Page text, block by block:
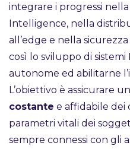
integrare i progressi nella
Intelligence, nella
all’edge e nella
così lo sviluppo di
autonome ed abilitarne
L’obiettivo è assicurare un
costante e affidabile dei
parametri vitali dei
sempre connessi con gli